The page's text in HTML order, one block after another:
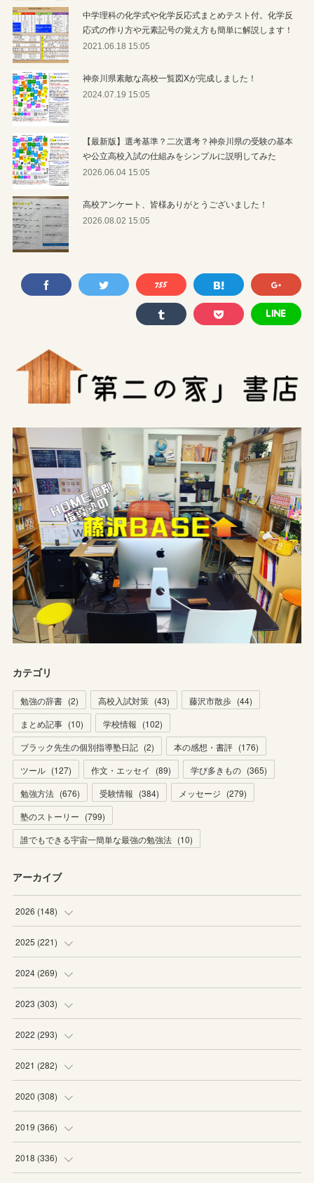
中学理科の化学式や化学反応式まとめテスト付。化学反
応式の作り方や元素記号の覚え方も簡単に解説します！
2021.06.18 15:05
神奈川県素敵な高校一覧図Xが完成しました！
2024.07.19 15:05
【最新版】選考基準？二次選考？神奈川県の受験の基本
や公立高校入試の仕組みをシンプルに説明してみた
2026.06.04 15:05
高校アンケート、皆様ありがとうございました！
2026.08.02 15:05
カテゴリ
勉強の辞書 (2) 高校入試対策 (43) 藤沢市散歩 (44)
まとめ記事 (10) 学校情報 (102)
ブラック先生の個別指導塾日記 (2) 本の感想・書評 (176)
ツール (127) 作文・エッセイ (89) 学び多きもの (365)
勉強方法 (676) 受験情報 (384) メッセージ (279)
塾のストーリー (799)
誰でもできる宇宙一簡単な最強の勉強法 (10)
アーカイブ
2026 (148)
(6)
(22
(20
(19
2025 (221)
(19
(20
(19
(20
2024 (269)
(16
(16
(21
(20
2023 (303)
(27
(25
(29
(25
2022 (293)
(18
(27
(26
(25
2021 (282)
(19
(23
(27
2020 (308)
(22
(25
2019 (366)
(28
2018 (336)